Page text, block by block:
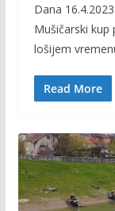
e
b
o
o
Dana
Mušičarski
lošijem
Read More